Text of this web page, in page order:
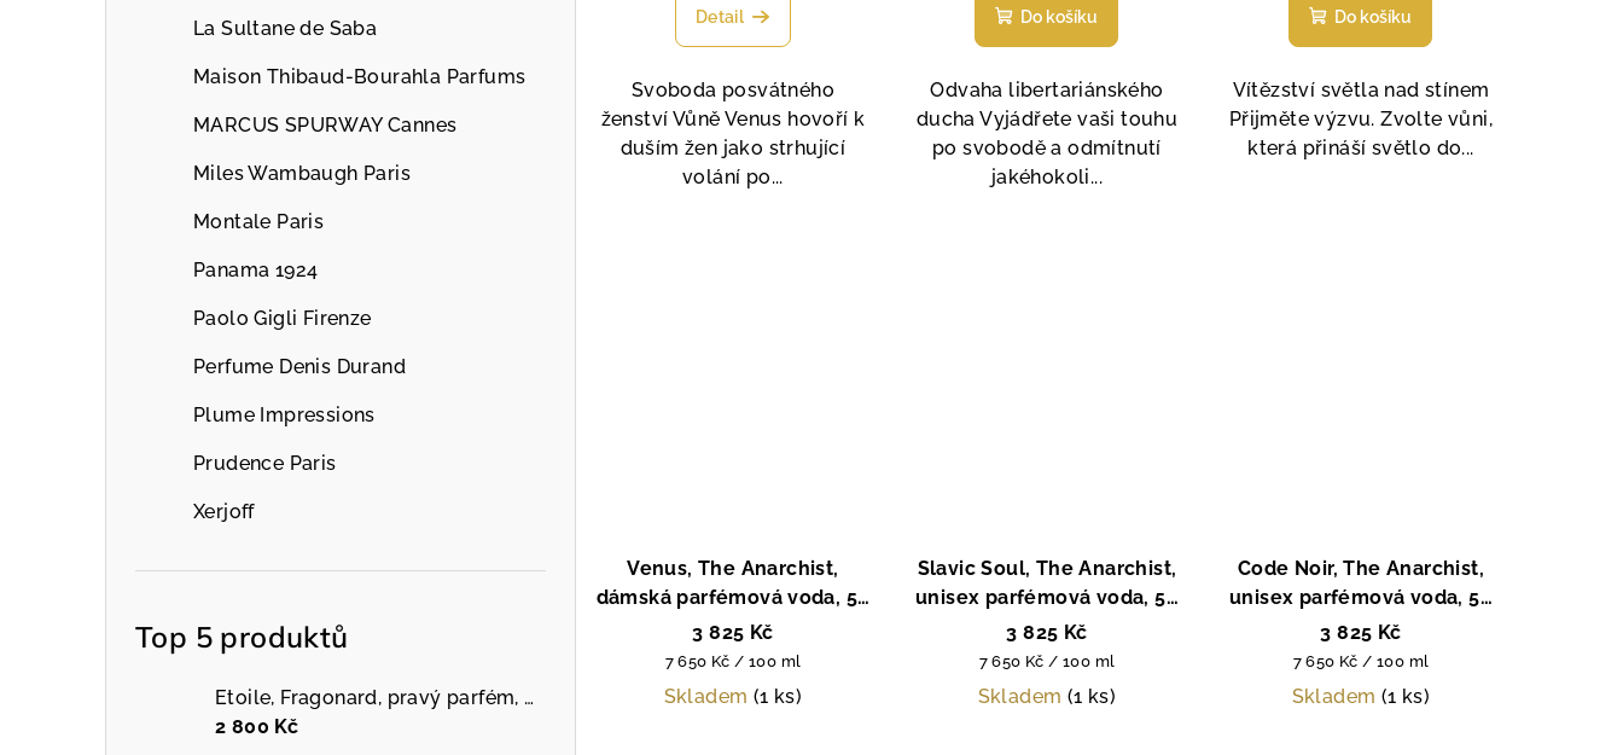
La Sultane de Saba
Maison Thibaud-Bourahla Parfums
MARCUS SPURWAY Cannes
Miles Wambaugh Paris
Montale Paris
Panama 1924
Paolo Gigli Firenze
Perfume Denis Durand
Plume Impressions
Prudence Paris
Xerjoff
Top 5 produktů
Etoile, Fragonard, pravý parfém, 60 ml
2 800 Kč
Detail
Svoboda posvátného
ženství Vůně Venus hovoří k
duším žen jako strhující
volání po...
Do košíku
Odvaha libertariánského
ducha Vyjádřete vaši touhu
po svobodě a odmítnutí
jakéhokoli...
Do košíku
Vítězství světla nad stínem
Přijměte výzvu. Zvolte vůni,
která přináší světlo do...
Venus, The Anarchist,
dámská parfémová voda, 50
ml
3 825 Kč
Měrná
cena:
7 650 Kč / 100 ml
Skladem (1 ks)
Slavic Soul, The Anarchist,
unisex parfémová voda, 50
ml
3 825 Kč
Měrná
cena:
7 650 Kč / 100 ml
Skladem (1 ks)
Code Noir, The Anarchist,
unisex parfémová voda, 50
ml
3 825 Kč
Měrná
cena:
7 650 Kč / 100 ml
Skladem (1 ks)